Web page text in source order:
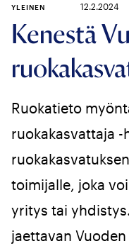
Kenestä
YLEINEN 12.2.2024
Ruokatieto
ruokakasvattaja
toimijalle, joka
yritys tai
jaettavan